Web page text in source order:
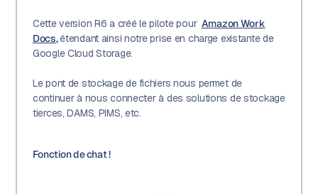
Cette version R6 a créé le pilote pour Amazon Work
Docs,étendant ainsi notre prise en charge existante de
Google Cloud Storage.
Le pont de stockage de fichiers nous permet de
continuer à nous connecter à des solutions de stockage
tierces, DAMS, PIMS, etc.
Fonction de chat !